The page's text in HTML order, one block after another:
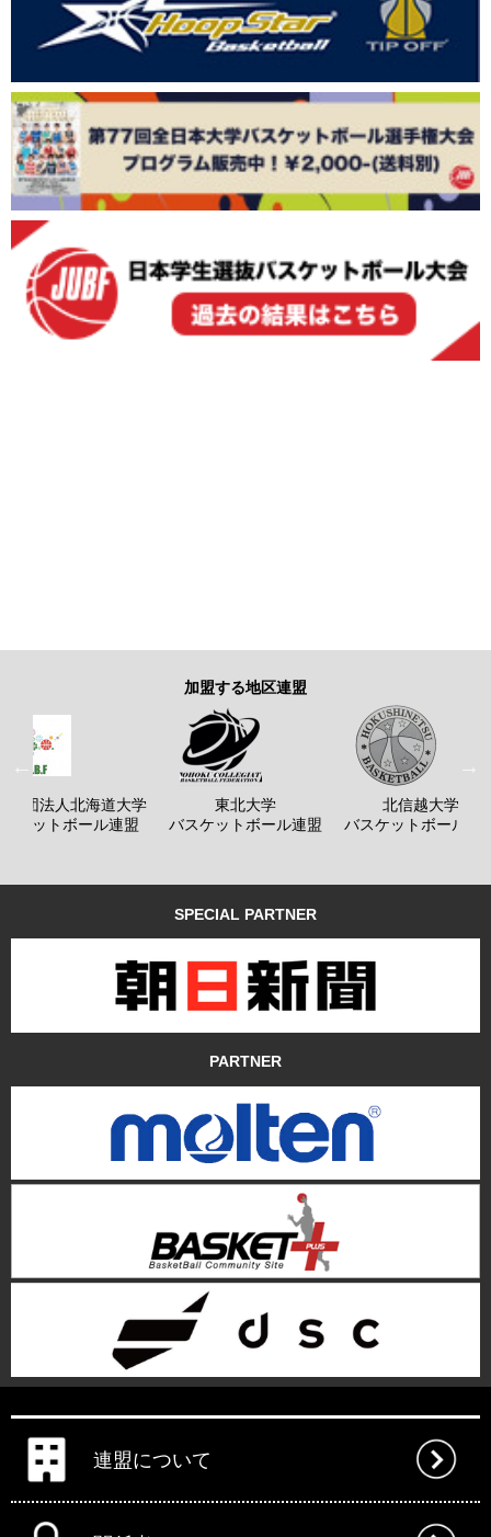
加盟する地区連盟
社団法人北海道大学
ケットボール連盟
東北大学
バスケットボール連盟
北信越大学
バスケットボール連
SPECIAL PARTNER
PARTNER
連盟について